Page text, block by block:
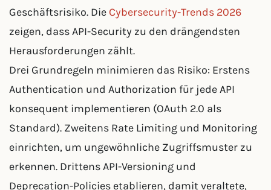
Geschäftsrisiko. Die Cybersecurity-Trends 2026
zeigen, dass API-Security zu den drängendsten
Herausforderungen zählt.
Drei Grundregeln minimieren das Risiko: Erstens
Authentication und Authorization für jede API
konsequent implementieren (OAuth 2.0 als
Standard). Zweitens Rate Limiting und Monitoring
einrichten, um ungewöhnliche Zugriffsmuster zu
erkennen. Drittens API-Versioning und
Deprecation-Policies etablieren, damit veraltete,